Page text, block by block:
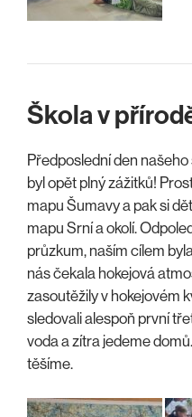
Škola v
Předposlední den
byl opět plný zážitků!
mapu Šumavy a pak si
mapu Srní a okolí.
průzkum, naším cílem
nás čekala hokejová
zasoutěžily v hokejovém
sledovali alespoň první
voda a zítra jedeme
těšíme.